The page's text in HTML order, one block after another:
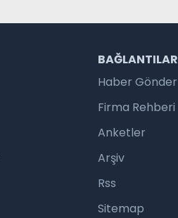
BAĞLANTILAR
Haber Gönder
Firma Rehberi
Anketler
Arşiv
Rss
Sitemap